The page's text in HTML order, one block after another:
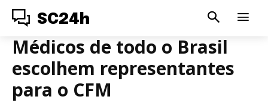
SC24h
Médicos de todo o Brasil
escolhem representantes
para o CFM